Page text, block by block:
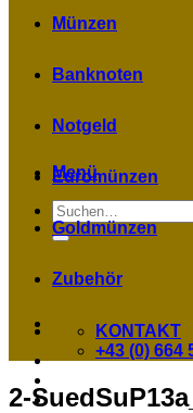
Menü
Suchen
nach:
Münzen
Banknoten
Notgeld
Euromünzen
Goldmünzen
Zubehör
KONTAKT
+43 (0) 664
2-